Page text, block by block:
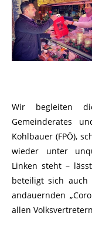
Wir begleiten
Gemeinderates
Kohlbauer (FPÖ),
wieder unter
Linken steht –
beteiligt sich auch
andauernden
allen